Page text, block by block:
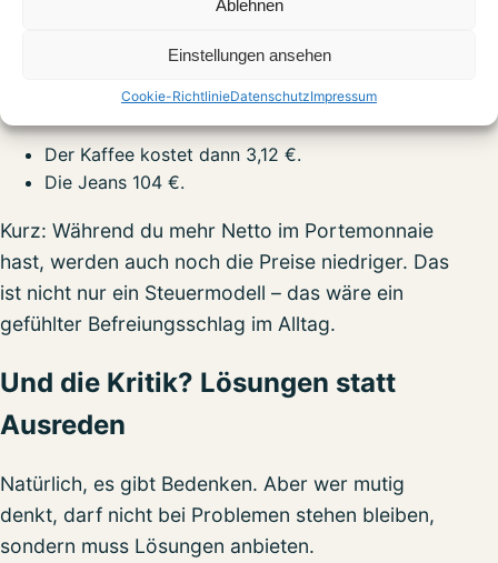
Ablehnen
Einstellungen ansehen
Cookie-RichtlinieDatenschutzImpressum
komplett weg. Stattdessen zahlst du nur 4%.
Der Kaffee kostet dann 3,12 €.
Die Jeans 104 €.
Kurz: Während du mehr Netto im Portemonnaie
hast, werden auch noch die Preise niedriger. Das
ist nicht nur ein Steuermodell – das wäre ein
gefühlter Befreiungsschlag im Alltag.
Und die Kritik? Lösungen statt
Ausreden
Natürlich, es gibt Bedenken. Aber wer mutig
denkt, darf nicht bei Problemen stehen bleiben,
sondern muss Lösungen anbieten.